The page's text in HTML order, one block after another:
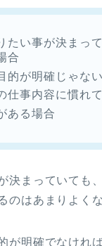
たい事が決まっ
合
的が明確じゃな
仕事内容に慣れ
ある場合
決まっていても
のはあまりよく
が明確でなけれ